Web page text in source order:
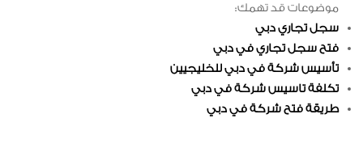
موضوعات قد تهمك:
سجل تجاري دبي
فتح سجل تجاري في دبي
تأسيس شركة في دبي للخليجيين
تكلفة تاسيس شركة في دبي
طريقة فتح شركة في دبي